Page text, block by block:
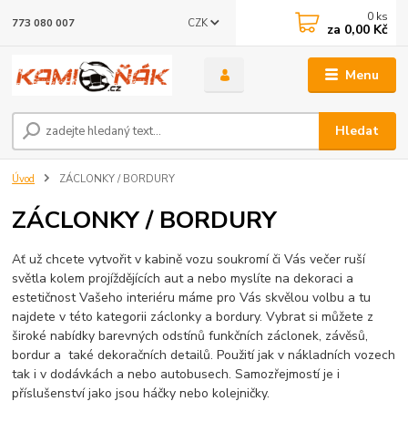
Menu
CZK
Hledat
773 080 007 0 ks
za 0,00 Kč
Úvod ZÁCLONKY / BORDURY
ZÁCLONKY / BORDURY
Ať už chcete vytvořit v kabině vozu soukromí či Vás večer ruší
světla kolem projíždějících aut a nebo myslíte na dekoraci a
estetičnost Vašeho interiéru máme pro Vás skvělou volbu a tu
najdete v této kategorii záclonky a bordury. Vybrat si můžete z
široké nabídky barevných odstínů funkčních záclonek, závěsů,
bordur a také dekoračních detailů. Použití jak v nákladních vozech
tak i v dodávkách a nebo autobusech. Samozřejmostí je i
příslušenství jako jsou háčky nebo kolejničky.